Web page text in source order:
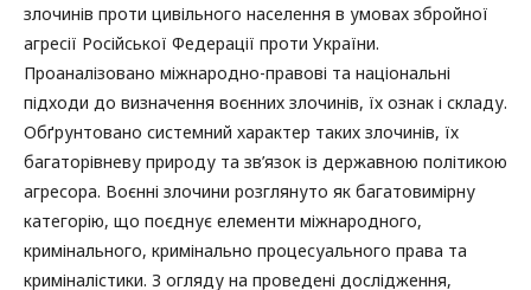
злочинів проти цивільного населення в умовах збройної
агресії Російської Федерації проти України.
Проаналізовано міжнародно-правові та національні
підходи до визначення воєнних злочинів, їх ознак і складу.
Обґрунтовано системний характер таких злочинів, їх
багаторівневу природу та зв’язок із державною політикою
агресора. Воєнні злочини розглянуто як багатовимірну
категорію, що поєднує елементи міжнародного,
кримінального, кримінально процесуального права та
криміналістики. З огляду на проведені дослідження,